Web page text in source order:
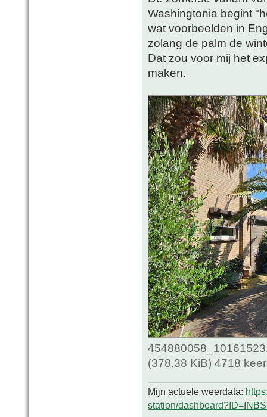
Washingtonia begint
wat voorbeelden in
zolang de palm de
Dat zou voor mij het
maken.
(378.38 KiB) 4718
Mijn actuele weerdata:
station/